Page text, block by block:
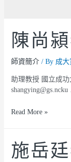
陳尚
師資簡介/ By 成
助理教授 國立成功
Read More »
施岳